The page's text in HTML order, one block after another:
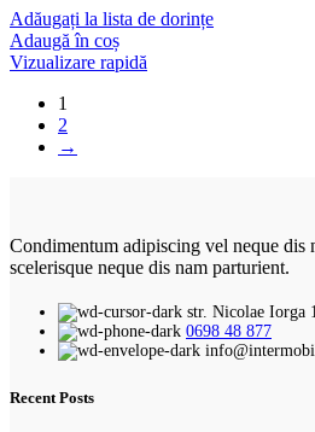
Adăugați la lista de dorințe
Adaugă în coș
Vizualizare rapidă
1
2
→
Condimentum adipiscing vel neque dis
scelerisque neque dis nam parturient.
str. Nicolae Iorga
0698 48 877
Recent Posts